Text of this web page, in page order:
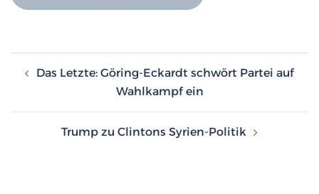
Das Letzte: Göring-Eckardt schwört Partei auf
Wahlkampf ein
Trump zu Clintons Syrien-Politik